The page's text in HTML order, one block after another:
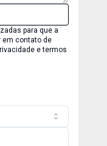
para que a
em contato de
e termos